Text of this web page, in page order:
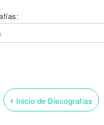
‹ Inicio de Discografías